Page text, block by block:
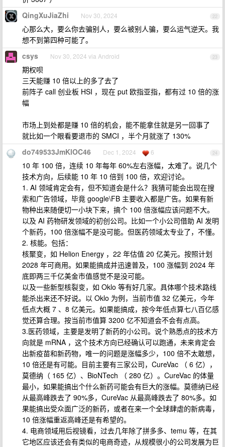
22
QingXuJiaZhi Nov 30, 2024
心那么大，要么你去骗别人，要么被别人骗，要么运气逆天。我
想不到第四种可能了。
23
csys Nov 30, 2024 via Android
期权呗
三天能赚 10 倍以上的多了去了
前阵子 call 创业板 HSI ，现在 put 欧指亚指，都有过 10 倍的涨
幅
市场上到处都是赚 10 倍的机会，能不能拿住就是另一回事了
就比如一个眼看要退市的 SMCI ，半个月就涨了 130%
24
do749533JmKlOC46 Dec 1, 2024 6
10 年 100 倍，连续 10 年每年 60%左右涨幅，太难了。说几个
技术方向，后续能 10 年 10 倍到 100 倍，欢迎讨论。
1. AI 领域肯定会有，但不知道会是什么？我猜可能会出现在搜
索和广告领域，毕竟 google\FB 主要收入都是广告。如果有新
物种出来随便切一小块下来，搞个 100 倍涨幅应该问题不大。
以及 AI 药物研发领域的初创公司。比如一个小公司借助 AI 发明
个新药，100 倍涨幅不是没可能。但医药领域太专业了，不懂。
2. 核能。包括：
核聚变，如 Helion Energy ，22 年估值 20 亿美元。按照计划
2028 年可商用。如果能搞成并迅速普及，100 涨幅到 2024 年
底即两三千亿美金市值感觉不是没可能。
以及一些新型核裂变，如 Oklo 等有好几家。具体哪个技术路线
能杀出来还不好说。以 Oklo 为例，当前市值 32 亿美元，今年
低点大概 7 、8 亿美元。如果能搞成，按今年低点算七八百亿感
觉还算合理。按当前市值算 3200 亿不知道会不会有点高。
3.医药领域，主要是发明了新药的小公司。说个熟悉点的技术方
向就是 mRNA ，这个技术方向已经确认可以跑通，未来肯定会
出新疫苗和新药物，唯一的问题是涨幅多少，100 倍不太敢想，
10 倍还是有可能。目前主要有三家公司，CureVac （ 6 亿），
莫德纳（ 165 亿）、BioNTech （ 280 亿）。CureVac 的体量
最小，如果能搞出个什么新药可能会有巨大的涨幅。莫德纳已经
从最高峰跌去了 90%多，CureVac 从最高峰跌去了 80%多。如
果能搞出受众面广泛的新药，或者在来一个全球肆虐的新病毒，
10 倍涨幅重返高峰还是有希望的。
4. 电商领域用后视镜看，过去几年除了拼多多、temu 等，在其
它地区应该还会有类似的电商奇迹，从规模很小的公司发展为巨